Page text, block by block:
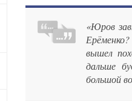
«Юров
вышел
дальше
большой